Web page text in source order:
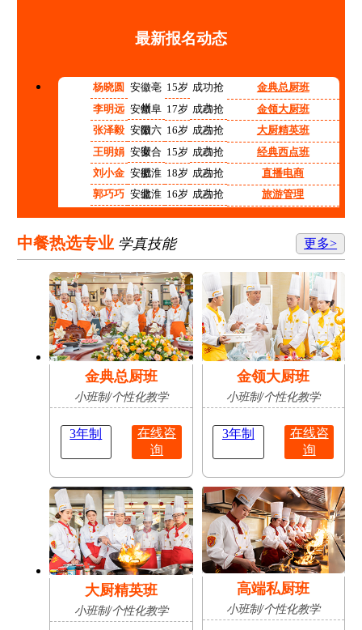
最新报名动态
杨晓圆
安徽亳
州
15岁 成功抢
占
金典总厨班
李明远 安徽阜
阳
17岁 成功抢
占
金领大厨班
张泽毅 安徽六
安
16岁 成功抢
占
大厨精英班
王明娟 安徽合
肥
15岁 成功抢
占
经典西点班
刘小金 安徽淮
北
18岁 成功抢
占
直播电商
郭巧巧
安徽淮
南
16岁 成功抢
占
旅游管理
程红红 安徽铜
陵
14岁 成功抢
高中阶段预备技师班
张志强 安徽宿
州
15岁
占
计算机应用技术
李涛
安徽合
肥
17岁 成功抢
机电技术应用
陈志豪 安徽亳
州
16岁 成功抢
占
无人机应用技术
中餐热选专业 学真技能 更多>
金典总厨班
小班制/个性化教学
3年制
在线咨
询
金领大厨班
小班制/个性化教学
3年制
在线咨
询
大厨精英班
小班制/个性化教学
高端私厨班
小班制/个性化教学